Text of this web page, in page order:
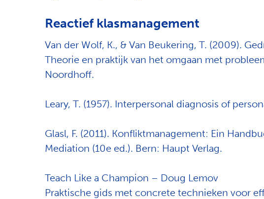
Reactief klasmanagement
Van der Wolf, K., & Van Beukering, T. (2009).
Theorie en praktijk van het omgaan met
Noordhoff.
Leary, T. (1957). Interpersonal diagnosis of
Glasl, F. (2011). Konfliktmanagement: Ein
Mediation (10e ed.). Bern: Haupt Verlag.
Teach Like a Champion – Doug Lemov
Praktische gids met concrete technieken voor